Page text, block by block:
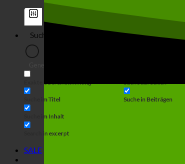
Exakte Übereinstimmung
Suche im Titel
Suche im Inhalt
Search in excerpt
Suche auf Seiten
Suche in Beiträgen
SALE